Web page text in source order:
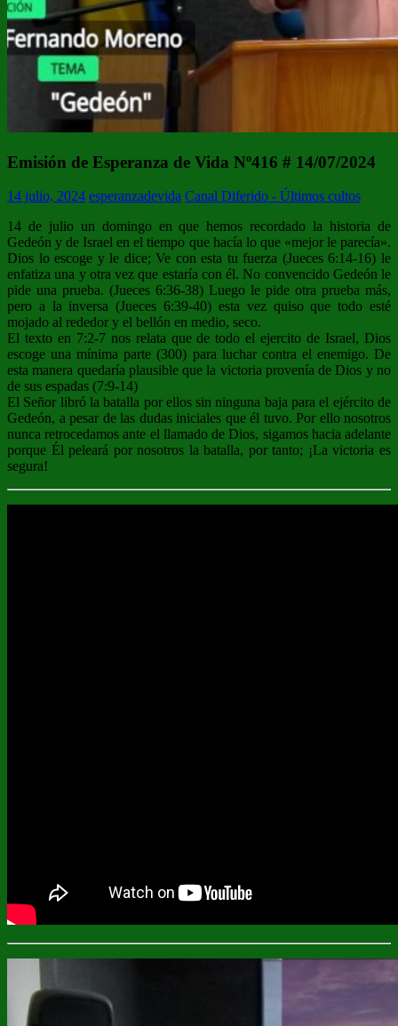
Emisión de Esperanza de Vida Nº416 # 14/07/2024
14 julio, 2024 esperanzadevida Canal Diferido - Últimos cultos
14 de julio un domingo en que hemos recordado la historia de
Gedeón y de Israel en el tiempo que hacía lo que «mejor le parecía».
Dios lo escoge y le dice; Ve con esta tu fuerza (Jueces 6:14-16) le
enfatiza una y otra vez que estaría con él. No convencido Gedeón le
pide una prueba. (Jueces 6:36-38) Luego le pide otra prueba más,
pero a la inversa (Jueces 6:39-40) esta vez quiso que todo esté
mojado al rededor y el bellón en medio, seco.
El texto en 7:2-7 nos relata que de todo el ejercito de Israel, Dios
escoge una mínima parte (300) para luchar contra el enemigo. De
esta manera quedaría plausible que la victoria provenía de Dios y no
de sus espadas (7:9-14)
El Señor libró la batalla por ellos sin ninguna baja para el ejército de
Gedeón, a pesar de las dudas iniciales que él tuvo. Por ello nosotros
nunca retrocedamos ante el llamado de Dios, sigamos hacia adelante
porque Él peleará por nosotros la batalla, por tanto; ¡La victoria es
segura!